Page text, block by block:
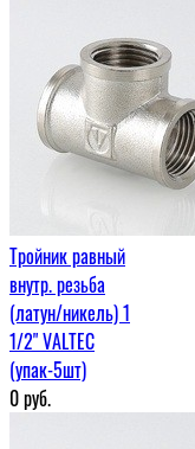
Тройник равный
внутр. резьба
(латун/никель) 1
1/2" VALTEC
(упак-5шт)
0руб.